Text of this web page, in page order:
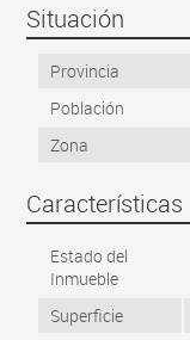
Situación
Provincia
Población
Zona
Características
Estado del
Inmueble
Superficie